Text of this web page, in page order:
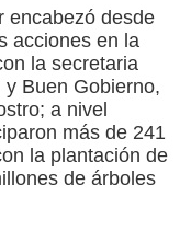
encabezó desde
acciones en la
la secretaria
Buen Gobierno,
a nivel
más de 241
la plantación de
de árboles